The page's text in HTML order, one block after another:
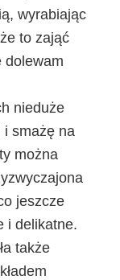
wyrabiając
to zająć
dolewam
nieduże
i smażę na
można
jeszcze
i delikatne.
także